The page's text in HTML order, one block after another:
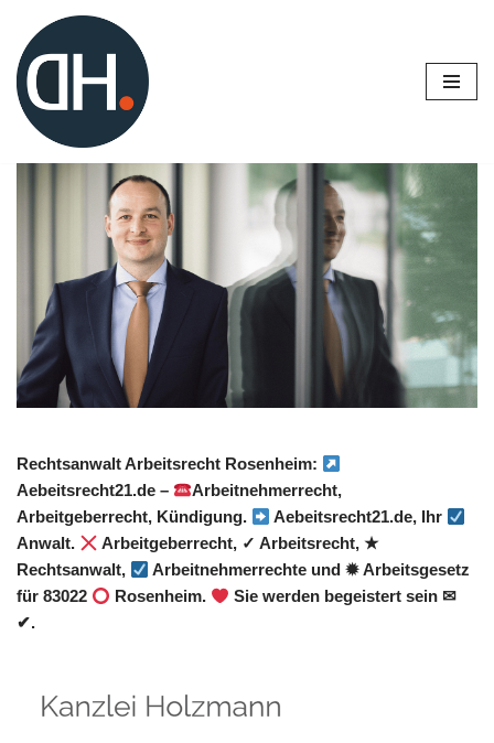
Zum
Inhalt
springen
Rechtsanwalt Arbeitsrecht Rosenheim:
Aebeitsrecht21.de –
Arbeitnehmerrecht,
Arbeitgeberrecht, Kündigung.
Aebeitsrecht21.de, Ihr
Anwalt.
Arbeitgeberrecht, ✓ Arbeitsrecht, ★
Rechtsanwalt,
Arbeitnehmerrechte und ✹ Arbeitsgesetz
für 83022
Rosenheim.
Sie werden begeistert sein ✉
✔.